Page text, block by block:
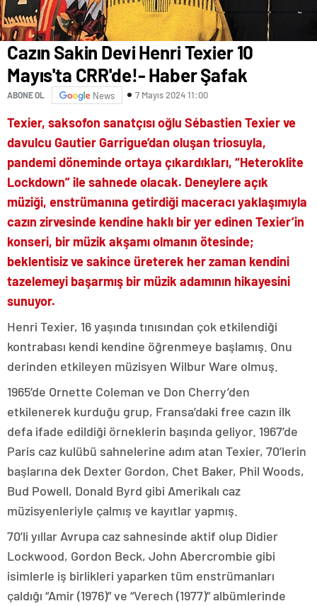
Cazın Sakin Devi Henri Texier 10
Mayıs'ta CRR'de!- Haber Şafak
ABONE OL News 7 Mayıs 2024 11:00
Texier, saksofon sanatçısı oğlu Sébastien Texier ve
davulcu Gautier Garrigue’dan oluşan triosuyla,
pandemi döneminde ortaya çıkardıkları, “Heteroklite
Lockdown” ile sahnede olacak. Deneylere açık
müziği, enstrümanına getirdiği maceracı yaklaşımıyla
cazın zirvesinde kendine haklı bir yer edinen Texier’in
konseri, bir müzik akşamı olmanın ötesinde;
beklentisiz ve sakince üreterek her zaman kendini
tazelemeyi başarmış bir müzik adamının hikayesini
sunuyor.
Henri Texier, 16 yaşında tınısından çok etkilendiği
kontrabası kendi kendine öğrenmeye başlamış. Onu
derinden etkileyen müzisyen Wilbur Ware olmuş.
1965’de Ornette Coleman ve Don Cherry’den
etkilenerek kurduğu grup, Fransa’daki free cazın ilk
defa ifade edildiği örneklerin başında geliyor. 1967’de
Paris caz kulübü sahnelerine adım atan Texier, 70’lerin
başlarına dek Dexter Gordon, Chet Baker, Phil Woods,
Bud Powell, Donald Byrd gibi Amerikalı caz
müzisyenleriyle çalmış ve kayıtlar yapmış.
70’li yıllar Avrupa caz sahnesinde aktif olup Didier
Lockwood, Gordon Beck, John Abercrombie gibi
isimlerle iş birlikleri yaparken tüm enstrümanları
çaldığı “Amir (1976)” ve “Verech (1977)” albümlerinde